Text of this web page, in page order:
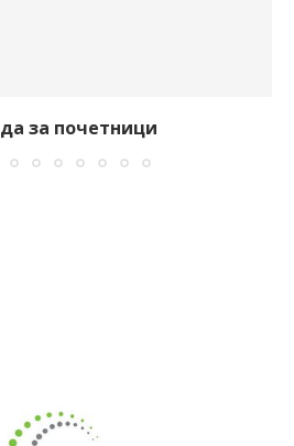
за почетници